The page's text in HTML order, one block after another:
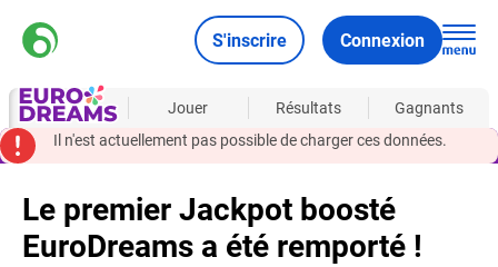
S'inscrire Connexion
À propos Jouer Résultats
Gagnants
Il n'est actuellement pas possible de charger ces données.
Le premier Jackpot boosté
EuroDreams a été remporté !